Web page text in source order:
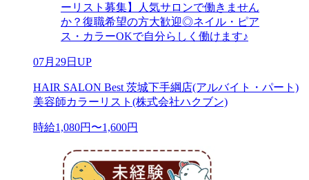
ーリスト募集】人気サロンで働きません
か？復職希望の方大歓迎◎ネイル・ピア
ス・カラーOKで自分らしく働けます♪
07月29日UP
HAIR SALON Best 茨城下手綱店(アルバイト・パート)
美容師カラーリスト(株式会社ハクブン)
時給1,080円〜1,600円